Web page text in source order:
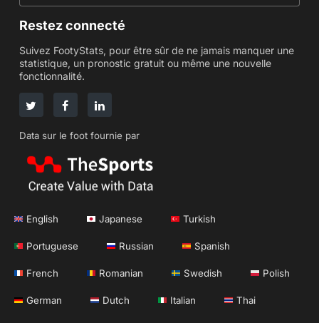
Restez connecté
Suivez FootyStats, pour être sûr de ne jamais manquer une
statistique, un pronostic gratuit ou même une nouvelle
fonctionnalité.
Data sur le foot fournie par
English Japanese Turkish
Portuguese Russian Spanish
French Romanian Swedish Polish
German Dutch Italian Thai